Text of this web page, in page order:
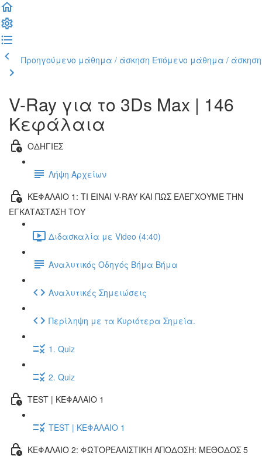
Προηγούμενο μάθημα / άσκηση Επόμενο μάθημα / άσκηση
V-Ray για το 3Ds Max | 146
Κεφάλαια
ΟΔΗΓΙΕΣ
Λήψη Αρχείων
ΚΕΦΑΛΑΙΟ 1: ΤΙ ΕΙΝΑΙ V-RAY ΚΑΙ ΠΩΣ ΕΛΕΓΧΟΥΜΕ ΤΗΝ
ΕΓΚΑΤΑΣΤΑΣΗ ΤΟΥ
Διδασκαλία με Video (4:40)
Αναλυτικός Οδηγός Βήμα Βήμα
Αναλυτικές Σημειώσεις
Περίληψη με τα Κυριότερα Σημεία.
1. Quiz
2. Quiz
TEST | ΚΕΦΑΛΑΙΟ 1
TEST | ΚΕΦΑΛΑΙΟ 1
ΚΕΦΑΛΑΙΟ 2: ΦΩΤΟΡΕΑΛΙΣΤΙΚΗ ΑΠΟΔΟΣΗ: ΜΕΘΟΔΟΣ 5